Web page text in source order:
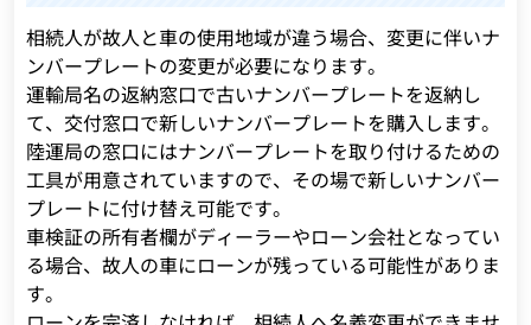
相続人が故人と車の使用地域が違う場合、変更に伴いナ
ンバープレートの変更が必要になります。
運輸局名の返納窓口で古いナンバープレートを返納し
て、交付窓口で新しいナンバープレートを購入します。
陸運局の窓口にはナンバープレートを取り付けるための
工具が用意されていますので、その場で新しいナンバー
プレートに付け替え可能です。
車検証の所有者欄がディーラーやローン会社となってい
る場合、故人の車にローンが残っている可能性がありま
す。